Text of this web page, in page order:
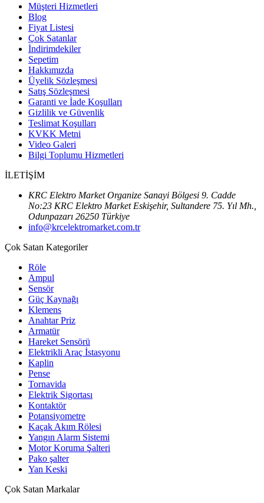
Müşteri Hizmetleri
Blog
Fiyat Listesi
Çok Satanlar
İndirimdekiler
Sepetim
Hakkımızda
Üyelik Sözleşmesi
Satış Sözleşmesi
Garanti ve İade Koşulları
Gizlilik ve Güvenlik
Teslimat Koşulları
KVKK Metni
Video Galeri
Bilgi Toplumu Hizmetleri
İLETİŞİM
KRC Elektro Market Organize Sanayi Bölgesi 9. Cadde
No:23 KRC Elektro Market Eskişehir, Sultandere 75. Yıl Mh.,
Odunpazarı 26250 Türkiye
info@krcelektromarket.com.tr
Çok Satan Kategoriler
Röle
Ampul
Sensör
Güç Kaynağı
Klemens
Anahtar Priz
Armatür
Hareket Sensörü
Elektrikli Araç İstasyonu
Kaplin
Pense
Tornavida
Elektrik Sigortası
Kontaktör
Potansiyometre
Kaçak Akım Rölesi
Yangın Alarm Sistemi
Motor Koruma Şalteri
Pako şalter
Yan Keski
Çok Satan Markalar